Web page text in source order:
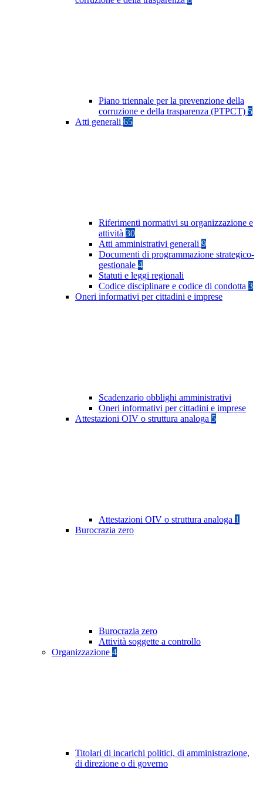
Piano triennale per la prevenzione della
corruzione e della trasparenza (PTPCT) 5
Atti generali 65
Riferimenti normativi su organizzazione e
attività 30
Atti amministrativi generali 9
Documenti di programmazione strategico-
gestionale 4
Statuti e leggi regionali
Codice disciplinare e codice di condotta 3
Oneri informativi per cittadini e imprese
Scadenzario obblighi amministrativi
Oneri informativi per cittadini e imprese
Attestazioni OIV o struttura analoga 5
Attestazioni OIV o struttura analoga 1
Burocrazia zero
Burocrazia zero
Attività soggette a controllo
Organizzazione 4
Titolari di incarichi politici, di amministrazione,
di direzione o di governo